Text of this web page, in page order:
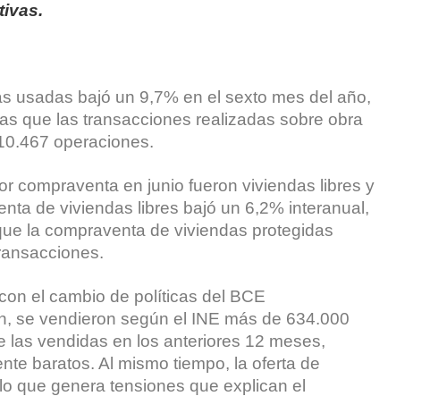
usadas bajó un 9,7% en el sexto mes del año,
que las transacciones realizadas sobre obra
operaciones.
compraventa en junio fueron viviendas libres y
de viviendas libres bajó un 6,2% interanual,
la compraventa de viviendas protegidas
el cambio de políticas del BCE
se vendieron según el INE más de 634.000
vendidas en los anteriores 12 meses,
baratos. Al mismo tiempo, la oferta de
que genera tensiones que explican el